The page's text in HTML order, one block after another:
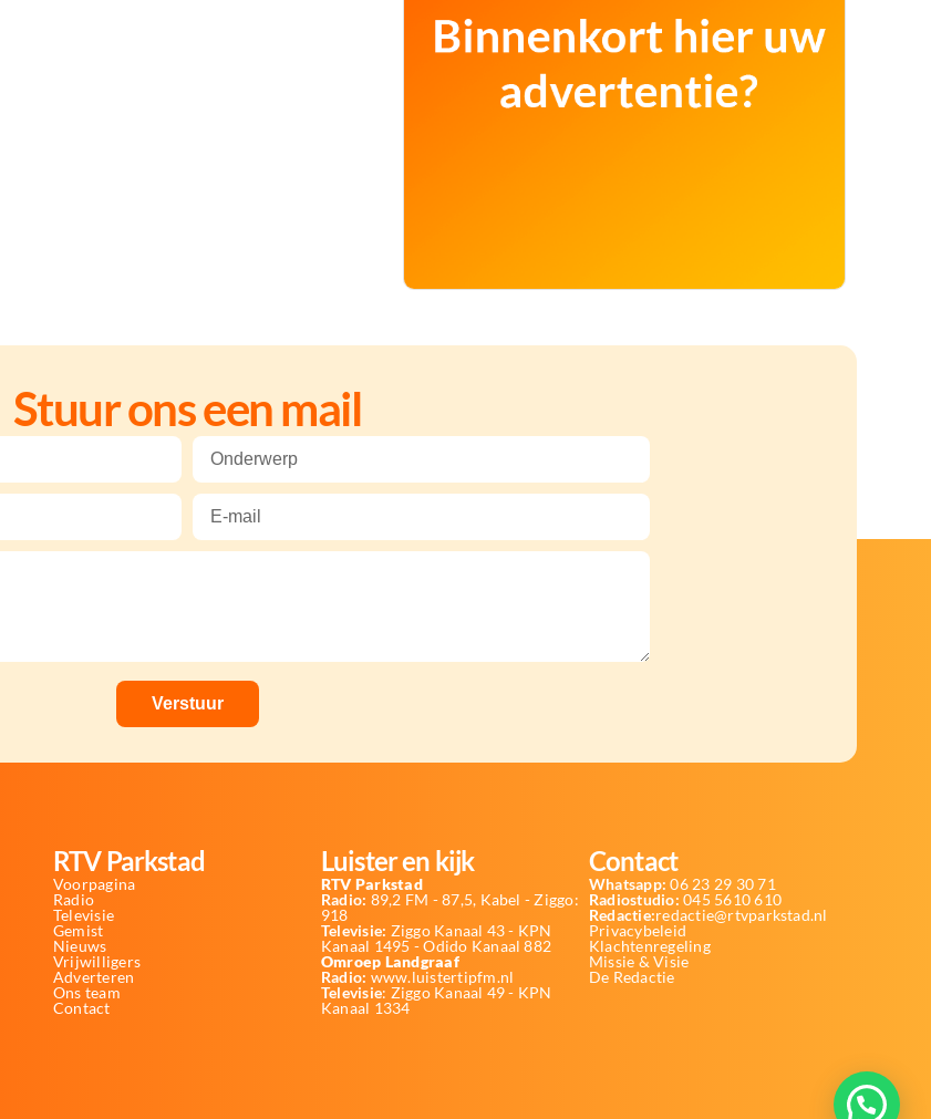
Stuur ons een mail
RTV Parkstad
Voorpagina
Radio
Televisie
Gemist
Nieuws
Vrijwilligers
Adverteren
Ons team
Contact
Luister en kijk
RTV Parkstad
Radio: 89,2 FM - 87,5, Kabel - Ziggo:
918
Televisie: Ziggo Kanaal 43 - KPN
Kanaal 1495 - Odido Kanaal 882
Omroep Landgraaf
Radio: www.luistertipfm.nl
Televisie: Ziggo Kanaal 49 - KPN
Kanaal 1334
Contact
Whatsapp: 06 23 29 30 71
Radiostudio: 045 5610 610
Redactie:redactie@rtvparkstad.nl
Privacybeleid
Klachtenregeling
Missie & Visie
De Redactie